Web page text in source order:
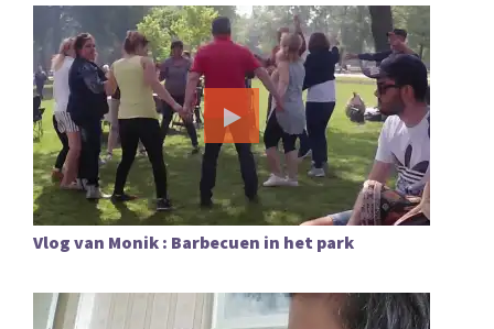
Vlog van Monik : Barbecuen in het park